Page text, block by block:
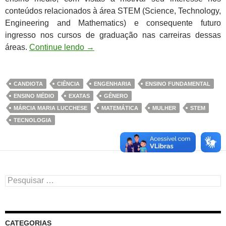
conteúdos relacionados à área STEM (Science, Technology,
Engineering and Mathematics) e consequente futuro
ingresso nos cursos de graduação nas carreiras dessas
áreas. Continue lendo →
CANDIOTA CIÊNCIA ENGENHARIA
ENSINO FUNDAMENTAL
ENSINO MÉDIO
EXATAS
GÊNERO
MÁRCIA MARIA LUCCHESE
MATEMÁTICA MULHER
STEM
TECNOLOGIA
Pesquisar
por:
CATEGORIAS